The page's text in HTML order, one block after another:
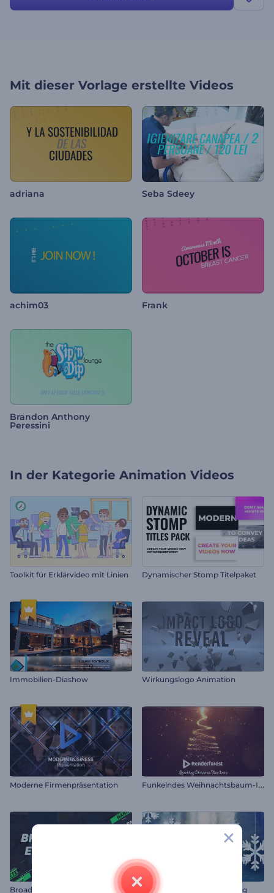
Mit dieser Vorlage erstellte Videos
adriana Seba Sdeey
achim03 Frank
Brandon Anthony
Peressini
In der Kategorie Animation Videos
Toolkit für Erklärvideo mit Linien Dynamischer Stomp Titelpaket
Immobilien-Diashow Wirkungslogo Animation
Moderne Firmenpräsentation F
unkelndes Weihnachtsbaum-Intro
Broadcast Videobearbeitungs-Toolkit Weinhachtsgrüße Einleitung